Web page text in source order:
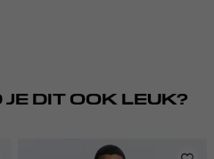
DIT OOK LEUK?